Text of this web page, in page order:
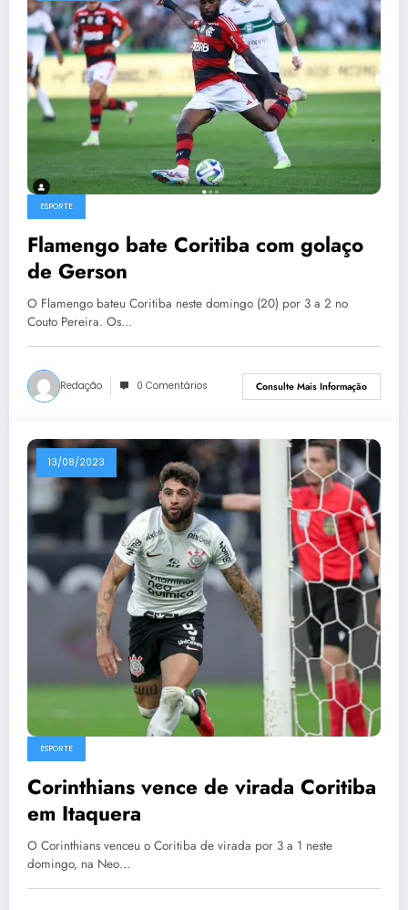
ESPORTE
Flamengo bate Coritiba com golaço
de Gerson
O Flamengo bateu Coritiba neste domingo (20) por 3 a 2 no
Couto Pereira. Os…
Redação 0 Comentários Consulte Mais Informação
13/08/2023
ESPORTE
Corinthians vence de virada Coritiba
em Itaquera
O Corinthians venceu o Coritiba de virada por 3 a 1 neste
domingo, na Neo…